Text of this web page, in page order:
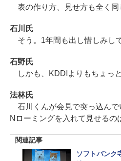
表の作り方、見せ方も全く同
石川氏
そう。1年間も出し惜しみし
石野氏
しかも、KDDIよりもちょっと
法林氏
石川くんが会見で突っ込んで
Nローミングを入れて見せるの
関連記事
ソフトバンク